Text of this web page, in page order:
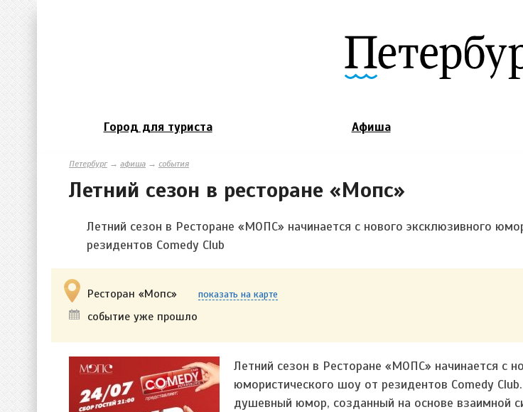
Город для туриста Афиша
Петербург→ афиша → события
Летний сезон в ресторане «Мопс»
Летний сезон в Ресторане «МОПС» начинается с нового эксклюзивного
резидентов Comedy Club
Ресторан «Мопс» показать на карте
событие уже прошло
Летний сезон в Ресторане «МОПС» начинается с
юмористического шоу от резидентов Comedy
душевный юмор, созданный на основе взаимной